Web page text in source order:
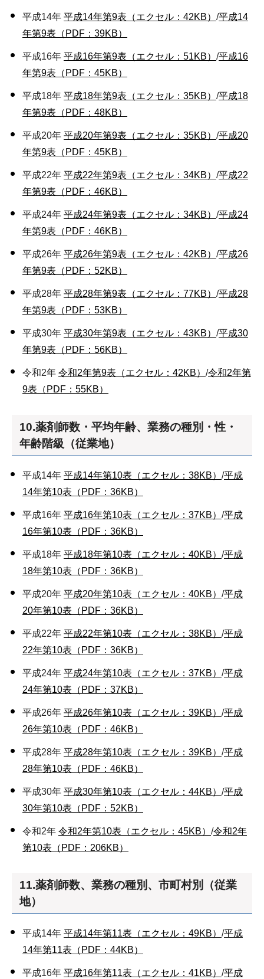
平成14年 平成14年第9表（エクセル：42KB） /平成14
年第9表（PDF：39KB）
平成16年 平成16年第9表（エクセル：51KB） /平成16
年第9表（PDF：45KB）
平成18年 平成18年第9表（エクセル：35KB） /平成18
年第9表（PDF：48KB）
平成20年 平成20年第9表（エクセル：35KB） /平成20
年第9表（PDF：45KB）
平成22年 平成22年第9表（エクセル：34KB） /平成22
年第9表（PDF：46KB）
平成24年 平成24年第9表（エクセル：34KB） /平成24
年第9表（PDF：46KB）
平成26年 平成26年第9表（エクセル：42KB） /平成26
年第9表（PDF：52KB）
平成28年 平成28年第9表（エクセル：77KB） /平成28
年第9表（PDF：53KB）
平成30年 平成30年第9表（エクセル：43KB） /平成30
年第9表（PDF：56KB）
令和2年 令和2年第9表（エクセル：42KB） /令和2年第
9表（PDF：55KB）
10.薬剤師数・平均年齢、業務の種別・性・
年齢階級（従業地）
平成14年 平成14年第10表（エクセル：38KB） /平成
14年第10表（PDF：36KB）
平成16年 平成16年第10表（エクセル：37KB） /平成
16年第10表（PDF：36KB）
平成18年 平成18年第10表（エクセル：40KB） /平成
18年第10表（PDF：36KB）
平成20年 平成20年第10表（エクセル：40KB） /平成
20年第10表（PDF：36KB）
平成22年 平成22年第10表（エクセル：38KB） /平成
22年第10表（PDF：36KB）
平成24年 平成24年第10表（エクセル：37KB） /平成
24年第10表（PDF：37KB）
平成26年 平成26年第10表（エクセル：39KB） /平成
26年第10表（PDF：46KB）
平成28年 平成28年第10表（エクセル：39KB） /平成
28年第10表（PDF：46KB）
平成30年 平成30年第10表（エクセル：44KB） /平成
30年第10表（PDF：52KB）
令和2年 令和2年第10表（エクセル：45KB） /令和2年
第10表（PDF：206KB）
11.薬剤師数、業務の種別、市町村別（従業
地）
平成14年 平成14年第11表（エクセル：49KB） /平成
14年第11表（PDF：44KB）
平成16年 平成16年第11表（エクセル：41KB） /平成